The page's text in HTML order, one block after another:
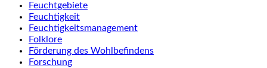
Feuchtgebiete
Feuchtigkeit
Feuchtigkeitsmanagement
Folklore
Förderung des Wohlbefindens
Forschung